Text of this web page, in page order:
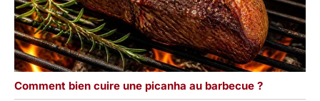
Comment bien cuire une picanha au barbecue ?